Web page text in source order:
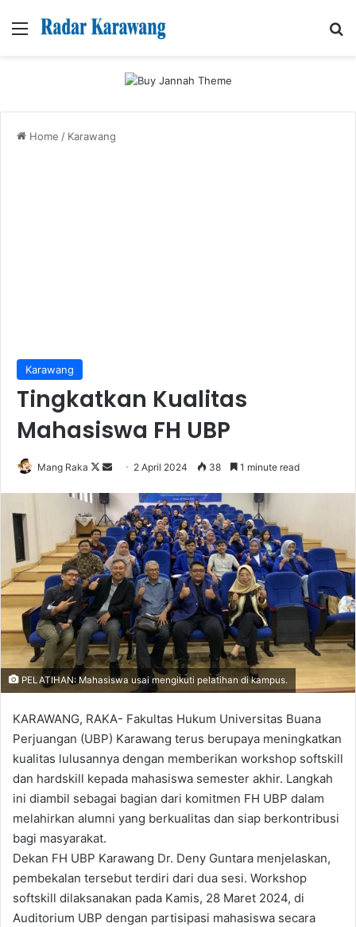
Menu
Home / Karawang
Karawang
Tingkatkan Kualitas
Mahasiswa FH UBP
Mang Raka
Follow
X
Send
email
2 April 2024 38 1 minute read
PELATIHAN: Mahasiswa usai mengikuti pelatihan di kampus.
KARAWANG, RAKA- Fakultas Hukum Universitas Buana
Perjuangan (UBP) Karawang terus berupaya meningkatkan
kualitas lulusannya dengan memberikan workshop softskill
dan hardskill kepada mahasiswa semester akhir. Langkah
ini diambil sebagai bagian dari komitmen FH UBP dalam
melahirkan alumni yang berkualitas dan siap berkontribusi
bagi masyarakat.
Dekan FH UBP Karawang Dr. Deny Guntara menjelaskan,
pembekalan tersebut terdiri dari dua sesi. Workshop
softskill dilaksanakan pada Kamis, 28 Maret 2024, di
Auditorium UBP dengan partisipasi mahasiswa secara